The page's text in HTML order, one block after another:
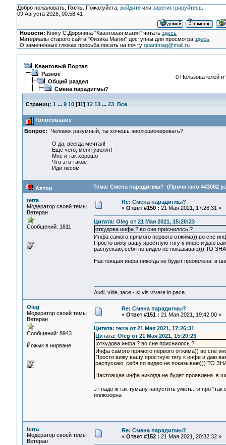
Добро пожаловать, Гость. Пожалуйста, войдитеили зарегистрируйтесь.
09 Августа 2026, 00:58:41
Новости: Книгу С.Доронина "Квантовая магия" читатьздесь
Материалы старого сайта "Физика Магии" доступны для просмотраздесь
О замеченных глюках просьба писать на почтуquantmag@mail.ru
Квантовый Портал
Разное
Общий раздел
Смена парадигмы?
0 Пользователей и
Страниц: 1 ... 9 10[11] 12 13 ... 23 Все
Голосование
Вопрос: Человек разумный, ты хочешь эволюционировать?
О да, всегда мечтал!
Еще чего, меня уволят!
Мне и так хорошо
Что это такое
Иди лесом
Автор Тема: Смена парадигмы? (Прочитано 443062
terra
Модератор своей темы
Ветеран
Сообщений: 1811
Re: Смена парадигмы?
« Ответ #150 : 21 Мая 2021, 17:26:31 »
Цитата: Oleg от 21 Мая 2021, 15:20:23
откудова инфа ? во сне приснилось ?
Инфа самого прямого первого отжима)) во сне
Просто вижу вашу яростную тягу к инфе и даю
распускаю, себя по видео не показываю))) ТО
Настоящая инфа никогда не будет проявлена в
Audi, vide, tace - si vis vivere in pace.
Oleg
Модератор своей темы
Ветеран
Сообщений: 8943
Йожык в нирване
Re: Смена парадигмы?
« Ответ #151 : 21 Мая 2021, 19:42:00 »
Цитата: terra от 21 Мая 2021, 17:26:31
Цитата: Oleg от 21 Мая 2021, 15:20:23
откудова инфа ? во сне приснилось ?
Инфа самого прямого первого отжима)) во сне
Просто вижу вашу яростную тягу к инфе и даю
распускаю, себя по видео не показываю))) ТО
Настоящая инфа никогда не будет проявлена в
эт надо ж так туману напустить уметь.. и про
иллюзорна
terra
Модератор своей темы
Ветеран
Re: Смена парадигмы?
« Ответ #152 : 21 Мая 2021, 20:32:32 »